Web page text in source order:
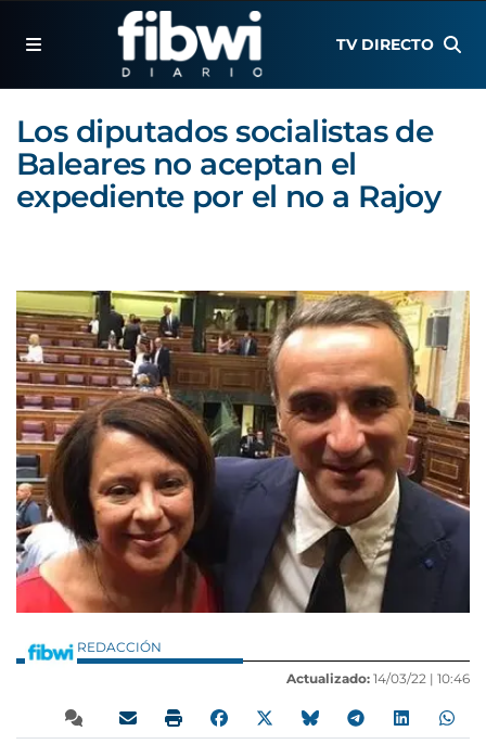
TV DIRECTO
Los diputados socialistas de
Baleares no aceptan el
expediente por el no a Rajoy
REDACCIÓN
Actualizado: 14/03/22 | 10:46